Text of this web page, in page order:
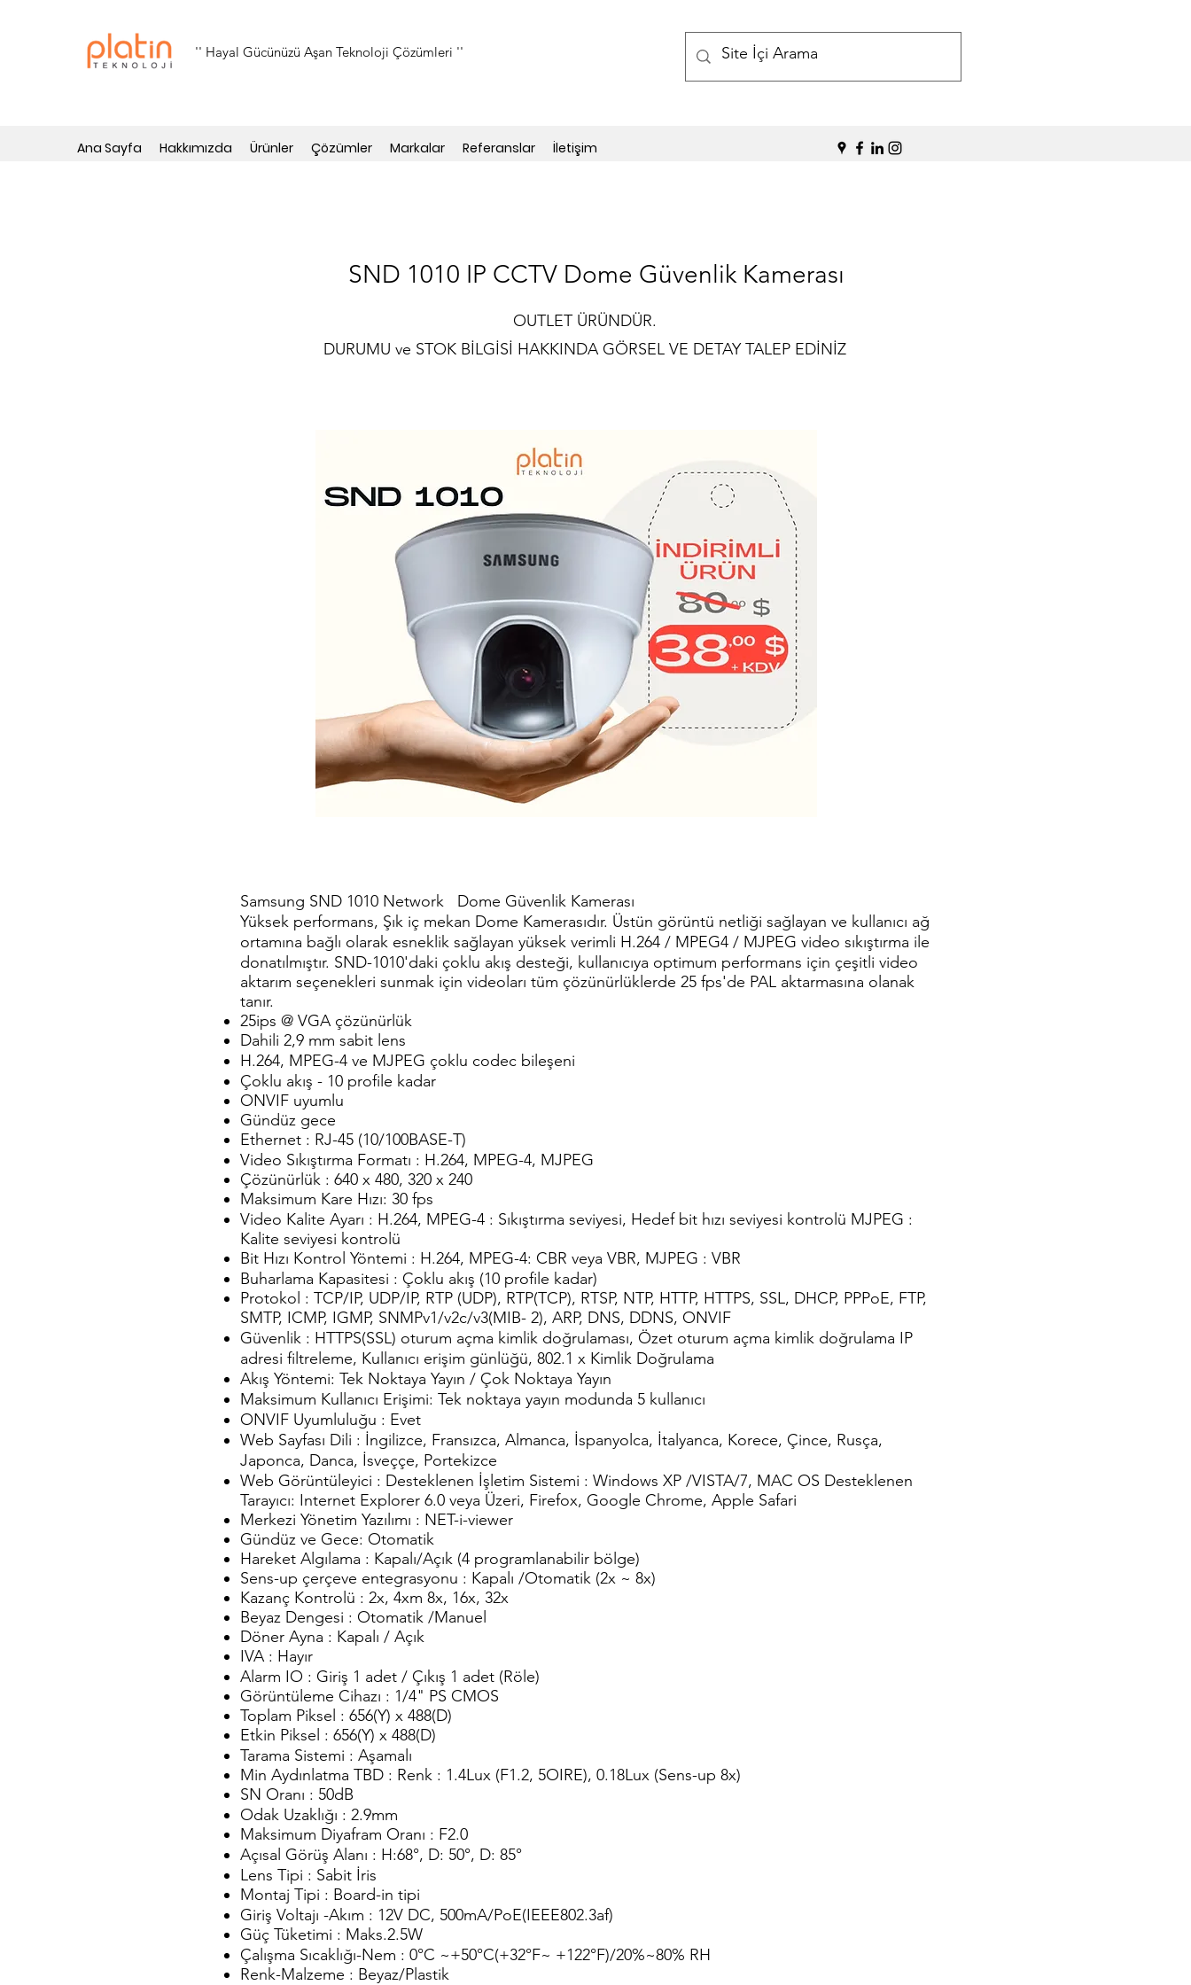
'' Hayal Gücünüzü Aşan Teknoloji Çözümleri ''
Ana Sayfa Hakkımızda Ürünler Çözümler Markalar Referanslar İletişim
OUTLET ÜRÜNDÜR.
DURUMU ve STOK BİLGİSİ HAKKINDA GÖRSEL VE DETAY TALEP EDİNİZ
SND 1010 IP CCTV Dome Güvenlik Kamerası
Samsung SND 1010 Network Dome Güvenlik Kamerası
Yüksek performans, Şık iç mekan Dome Kamerasıdır. Üstün görüntü netliği sağlayan ve kullanıcı ağ
ortamına bağlı olarak esneklik sağlayan yüksek verimli H.264 / MPEG4 / MJPEG video sıkıştırma ile
donatılmıştır. SND-1010'daki çoklu akış desteği, kullanıcıya optimum performans için çeşitli video
aktarım seçenekleri sunmak için videoları tüm çözünürlüklerde 25 fps'de PAL aktarmasına olanak
tanır.
25ips @ VGA çözünürlük
Dahili 2,9 mm sabit lens
H.264, MPEG-4 ve MJPEG çoklu codec bileşeni
Çoklu akış - 10 profile kadar
ONVIF uyumlu
Gündüz gece
Ethernet : RJ-45 (10/100BASE-T)
Video Sıkıştırma Formatı : H.264, MPEG-4, MJPEG
Çözünürlük : 640 x 480, 320 x 240
Maksimum Kare Hızı: 30 fps
Video Kalite Ayarı : H.264, MPEG-4 : Sıkıştırma seviyesi, Hedef bit hızı seviyesi kontrolü MJPEG :
Kalite seviyesi kontrolü
Bit Hızı Kontrol Yöntemi : H.264, MPEG-4: CBR veya VBR, MJPEG : VBR
Buharlama Kapasitesi : Çoklu akış (10 profile kadar)
Protokol : TCP/IP, UDP/IP, RTP (UDP), RTP(TCP), RTSP, NTP, HTTP, HTTPS, SSL, DHCP, PPPoE, FTP,
SMTP, ICMP, IGMP, SNMPv1/v2c/v3(MIB- 2), ARP, DNS, DDNS, ONVIF
Güvenlik : HTTPS(SSL) oturum açma kimlik doğrulaması, Özet oturum açma kimlik doğrulama IP
adresi filtreleme, Kullanıcı erişim günlüğü, 802.1 x Kimlik Doğrulama
Akış Yöntemi: Tek Noktaya Yayın / Çok Noktaya Yayın
Maksimum Kullanıcı Erişimi: Tek noktaya yayın modunda 5 kullanıcı
ONVIF Uyumluluğu : Evet
Web Sayfası Dili : İngilizce, Fransızca, Almanca, İspanyolca, İtalyanca, Korece, Çince, Rusça,
Japonca, Danca, İsveççe, Portekizce
Web Görüntüleyici : Desteklenen İşletim Sistemi : Windows XP /VISTA/7, MAC OS Desteklenen
Tarayıcı: Internet Explorer 6.0 veya Üzeri, Firefox, Google Chrome, Apple Safari
Merkezi Yönetim Yazılımı : NET-i-viewer
Gündüz ve Gece: Otomatik
Hareket Algılama : Kapalı/Açık (4 programlanabilir bölge)
Sens-up çerçeve entegrasyonu : Kapalı /Otomatik (2x ~ 8x)
Kazanç Kontrolü : 2x, 4xm 8x, 16x, 32x
Beyaz Dengesi : Otomatik /Manuel
Döner Ayna : Kapalı / Açık
IVA : Hayır
Alarm IO : Giriş 1 adet / Çıkış 1 adet (Röle)
Görüntüleme Cihazı : 1/4" PS CMOS
Toplam Piksel : 656(Y) x 488(D)
Etkin Piksel : 656(Y) x 488(D)
Tarama Sistemi : Aşamalı
Min Aydınlatma TBD : Renk : 1.4Lux (F1.2, 5OIRE), 0.18Lux (Sens-up 8x)
SN Oranı : 50dB
Odak Uzaklığı : 2.9mm
Maksimum Diyafram Oranı : F2.0
Açısal Görüş Alanı : H:68°, D: 50°, D: 85°
Lens Tipi : Sabit İris
Montaj Tipi : Board-in tipi
Giriş Voltajı -Akım : 12V DC, 500mA/PoE(IEEE802.3af)
Güç Tüketimi : Maks.2.5W
Çalışma Sıcaklığı-Nem : 0°C ~+50°C(+32°F~ +122°F)/20%~80% RH
Renk-Malzeme : Beyaz/Plastik